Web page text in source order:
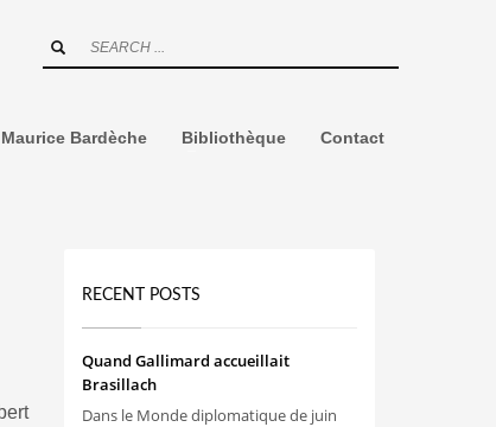
Maurice Bardèche Bibliothèque Contact
RECENT POSTS
Quand Gallimard accueillait
Brasillach
Dans le Monde diplomatique de juin